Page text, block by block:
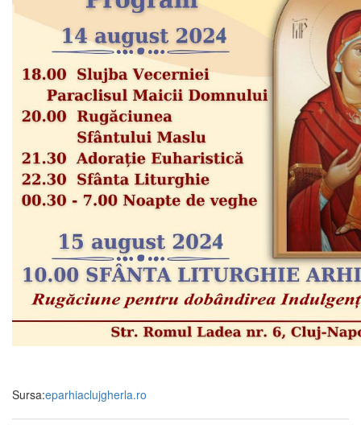
Sursa:eparhiaclujgherla.ro